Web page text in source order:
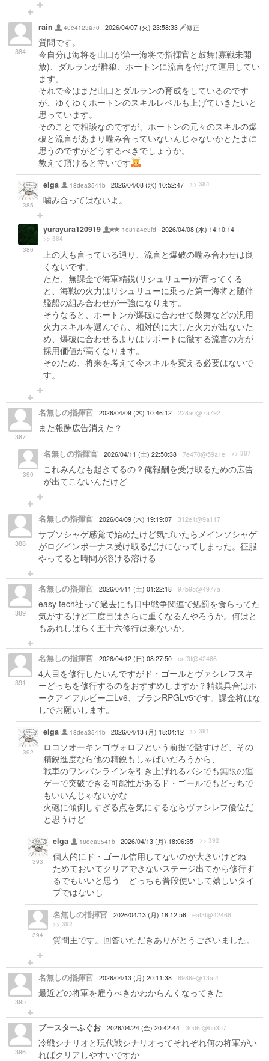
384
rain 40e4123a70 2026/04/07 (火) 23:58:33 修正
質問です。
今自分は海将を山口が第一海将で指揮官と鼓舞(寡戦未開
放)、ダルランが群狼、ホートンに流言を付けて運用してい
ます。
それで今はまだ山口とダルランの育成をしているのです
が、ゆくゆくホートンのスキルレベルも上げていきたいと
思っています。
そのことで相談なのですが、ホートンの元々のスキルの爆
破と流言があまり噛み合っていないんじゃないかとたまに
思うのですがどうするべきでしょうか。
教えて頂けると幸いです
385
elga 18dea3541b 2026/04/08 (水) 10:52:47 >> 384
噛み合ってはないよ。
386
yurayura120919 1e81a4e3fd 2026/04/08 (水) 14:10:14
>> 384
上の人も言っている通り、流言と爆破の噛み合わせは良
くないです。
ただ、無課金で海軍精鋭(リシュリュー)が育ってくる
と、海戦の火力はリシュリューに乗った第一海将と随伴
艦船の組み合わせが一強になります。
そうなると、ホートンが爆破に合わせて鼓舞などの汎用
火力スキルを選んでも、相対的に大した火力が出ないた
め、爆破に合わせるよりはサポートに徹する流言の方が
採用価値が高くなります。
そのため、将来を考えて今スキルを変える必要はないで
す。
387
名無しの指揮官 2026/04/09 (木) 10:46:12 228a0@7a792
また報酬広告消えた？
390
名無しの指揮官 2026/04/11 (土) 22:50:38 7e470@59a1e >> 387
これみんなも起きてるの？俺報酬を受け取るための広告
が出てこないんだけど
388
名無しの指揮官 2026/04/09 (木) 19:19:07 312e1@9a117
サブソシャゲ感覚で始めたけど気づいたらメインソシャゲ
がログインボーナス受け取るだけになってしまった。征服
やってると時間が溶ける溶ける
389
名無しの指揮官 2026/04/11 (土) 01:22:18 97b95@4977a
easy tech社って過去にも日中戦争関連で処罰を食らってた
気がするけど二度目はさらに重くなるんやろうか。何はと
もあれしばらく五十六修行は来ないか。
391
名無しの指揮官 2026/04/12 (日) 08:27:50 eaf3f@42466
4人目を修行したいんですがド・ゴールとヴァシレフスキ
ーどっちを修行するのをおすすめしますか？精鋭具合はホ
ークアイアルピー二Lv6、ブランRPGLv5です。課金将はな
しでお願いします。
392
elga 18dea3541b 2026/04/13 (月) 18:04:12 >> 391
ロコソオーキンゴヴォロフという前提で話すけど、その
精鋭進度なら他の精鋭もしゃばいだろうから、
戦車のワンパンラインを引き上げれるバシでも無限の運
ゲーで突破できる可能性があるド・ゴールでもどっちで
もいいんじゃないかな
火砲に傾倒しすぎる点を気にするならヴァシレフ優位だ
と思うけど
393
elga 18dea3541b 2026/04/13 (月) 18:06:35 >> 392
個人的にド・ゴール信用してないのが大きいけどね
ためておいてクリアできないステージ出てから修行す
るでもいいと思う どっちも普段使いして嬉しいタイ
プではないし
394
名無しの指揮官 2026/04/13 (月) 18:12:56 eaf3f@42466
>> 392
質問主です。回答いただきありがとうございました。
395
名無しの指揮官 2026/04/13 (月) 20:11:38 8986e@13af4
最近どの将軍を雇うべきかわからんくなってきた
396
ブースターふぐお 2026/04/24 (金) 20:42:44 30d6f@b5357
冷戦シナリオと現代戦シナリオってそれぞれ何の将軍がい
ればクリアしやすいですか